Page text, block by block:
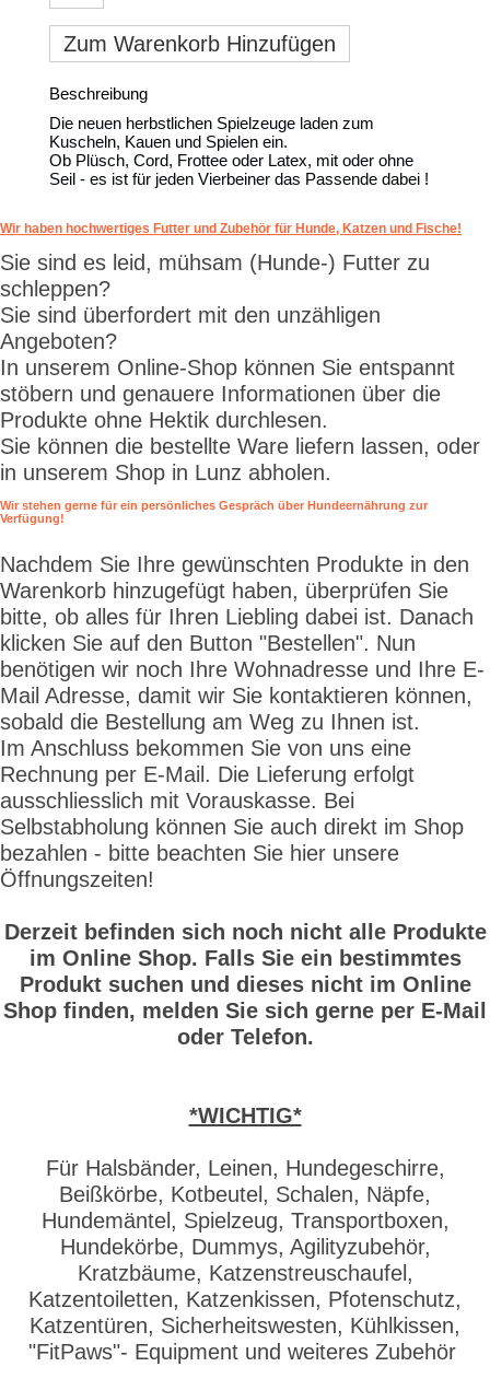
Zum Warenkorb Hinzufügen
Beschreibung
Die neuen herbstlichen Spielzeuge laden zum
Kuscheln, Kauen und Spielen ein.
Ob Plüsch, Cord, Frottee oder Latex, mit oder ohne
Seil - es ist für jeden Vierbeiner das Passende dabei !
Wir haben hochwertiges Futter und Zubehör für Hunde, Katzen und Fische!
Sie sind es leid, mühsam (Hunde-) Futter zu
schleppen?
Sie sind überfordert mit den unzähligen
Angeboten?
In unserem Online-Shop können Sie entspannt
stöbern und genauere Informationen über die
Produkte ohne Hektik durchlesen.
Sie können die bestellte Ware liefern lassen, oder
in unserem Shop in Lunz abholen.
Wir stehen gerne für ein persönliches Gespräch über Hundeernährung zur
Verfügung!
Nachdem Sie Ihre gewünschten Produkte in den
Warenkorb hinzugefügt haben, überprüfen Sie
bitte, ob alles für Ihren Liebling dabei ist. Danach
klicken Sie auf den Button "Bestellen". Nun
benötigen wir noch Ihre Wohnadresse und Ihre E-
Mail Adresse, damit wir Sie kontaktieren können,
sobald die Bestellung am Weg zu Ihnen ist.
Im Anschluss bekommen Sie von uns eine
Rechnung per E-Mail. Die Lieferung erfolgt
ausschliesslich mit Vorauskasse. Bei
Selbstabholung können Sie auch direkt im Shop
bezahlen - bitte beachten Sie hier unsere
Öffnungszeiten!
Derzeit befinden sich noch nicht alle Produkte
im Online Shop. Falls Sie ein bestimmtes
Produkt suchen und dieses nicht im Online
Shop finden, melden Sie sich gerne per E-Mail
oder Telefon.
*WICHTIG*
Für Halsbänder, Leinen, Hundegeschirre,
Beißkörbe, Kotbeutel, Schalen, Näpfe,
Hundemäntel, Spielzeug, Transportboxen,
Hundekörbe, Dummys, Agilityzubehör,
Kratzbäume, Katzenstreuschaufel,
Katzentoiletten, Katzenkissen, Pfotenschutz,
Katzentüren, Sicherheitswesten, Kühlkissen,
"FitPaws"- Equipment und weiteres Zubehör